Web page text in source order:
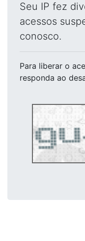
Seu IP fez
acessos
conosco.
Para liberar o
responda ao